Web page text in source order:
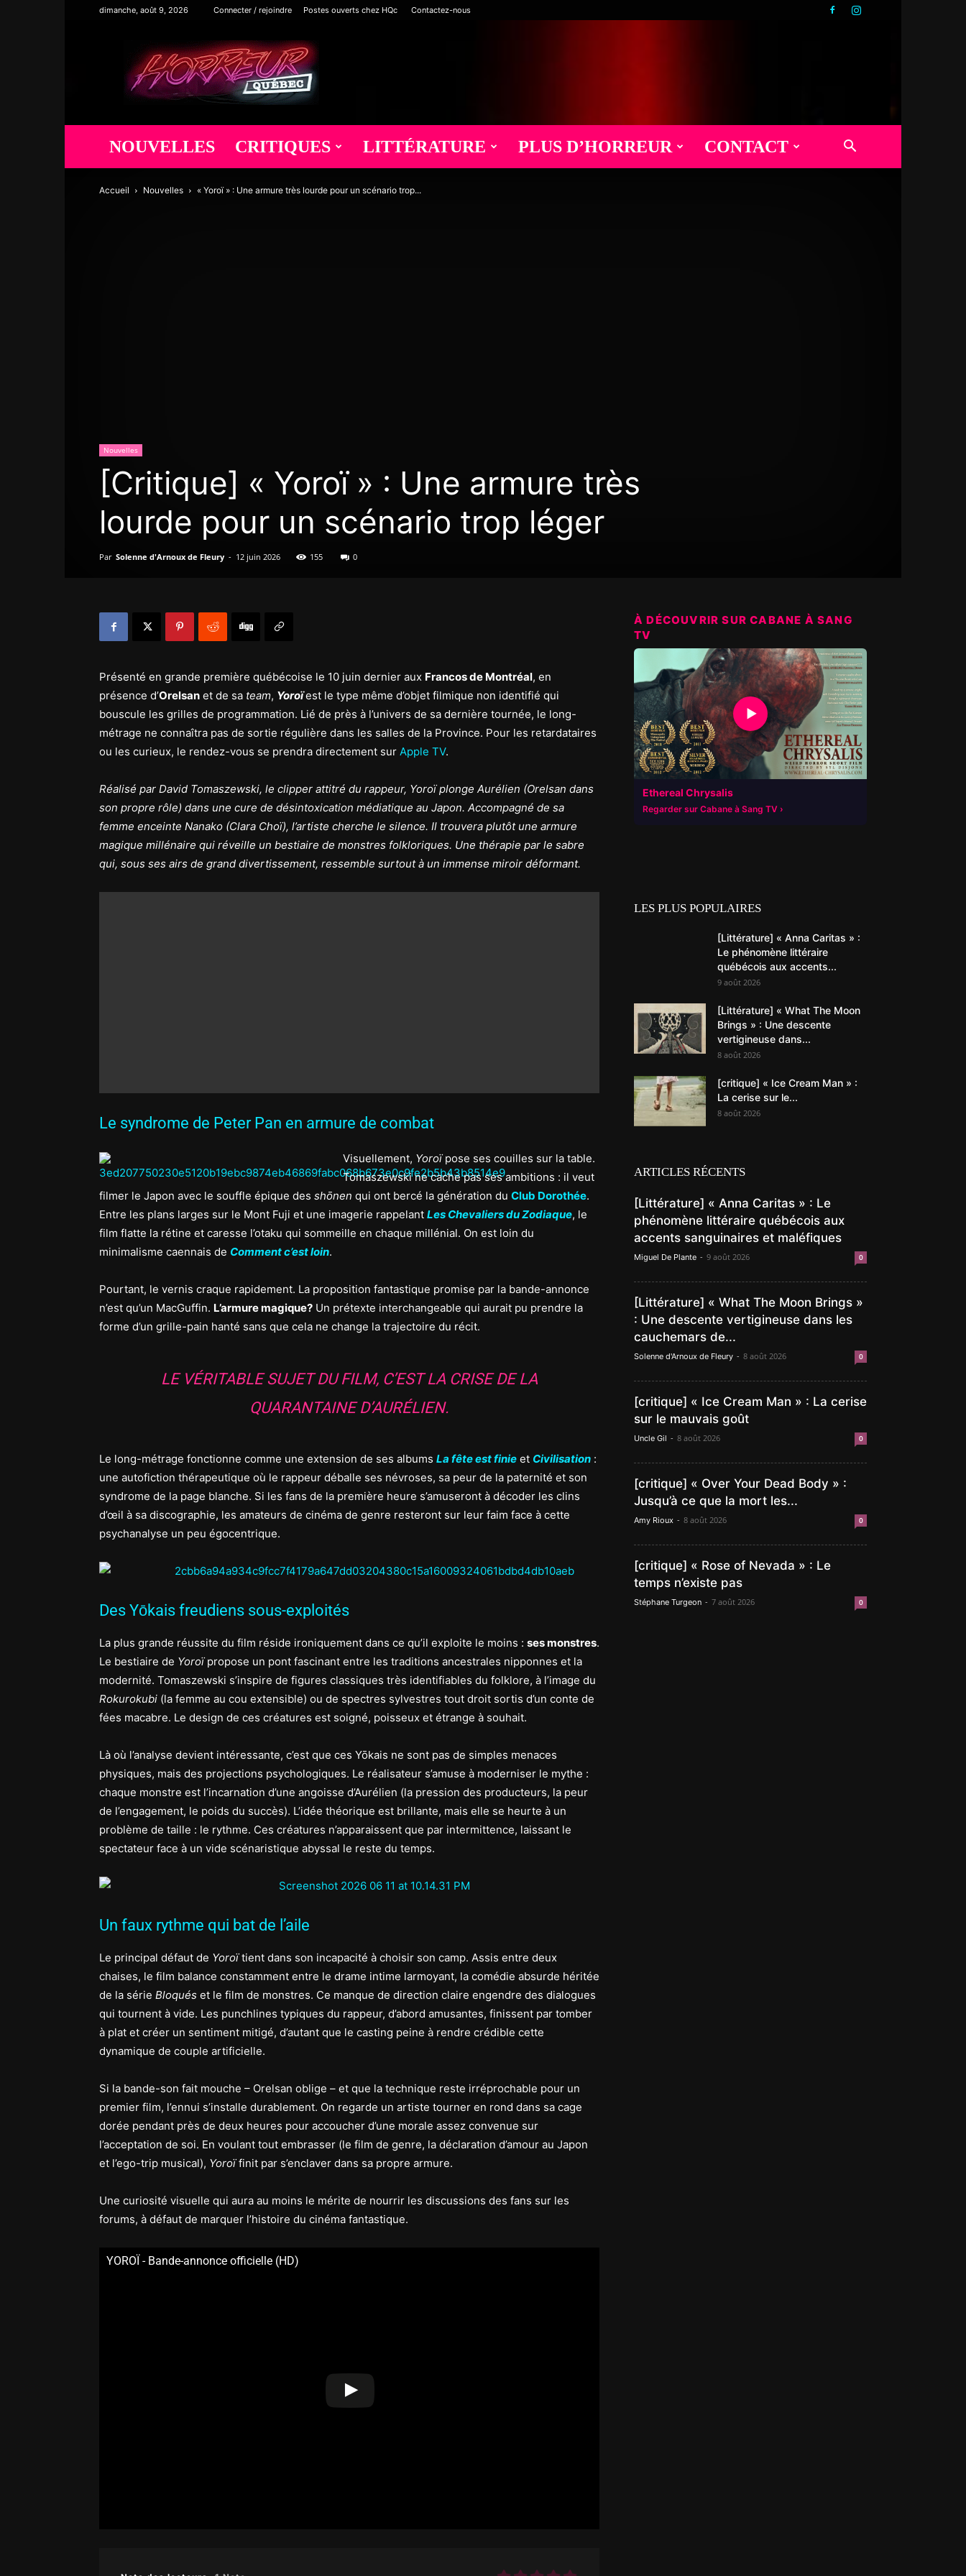
dimanche, août 9, 2026 Connecter / rejoindre Postes ouverts chez HQc Contactez-nous
Horreur
Québec
NOUVELLES CRITIQUES LITTÉRATURE PLUS D’HORREUR CONTACT
Accueil Nouvelles « Yoroï » : Une armure très lourde pour un scénario trop...
Nouvelles
[Critique] « Yoroï » : Une armure très
lourde pour un scénario trop léger
Par Solenne d'Arnoux de Fleury - 12 juin 2026 155 0
Présenté en grande première québécoise le 10 juin dernier aux Francos de Montréal, en
présence d’Orelsan et de sa team, Yoroïest le type même d’objet filmique non identifié qui
bouscule les grilles de programmation. Lié de près à l’univers de sa dernière tournée, le long-
métrage ne connaîtra pas de sortie régulière dans les salles de la Province. Pour les retardataires
ou les curieux, le rendez-vous se prendra directement sur Apple TV.
Réalisé par David Tomaszewski, le clipper attitré du rappeur, Yoroï plonge Aurélien (Orelsan dans
son propre rôle) dans une cure de désintoxication médiatique au Japon. Accompagné de sa
femme enceinte Nanako (Clara Choï), l’artiste cherche le silence. Il trouvera plutôt une armure
magique millénaire qui réveille un bestiaire de monstres folkloriques. Une thérapie par le sabre
qui, sous ses airs de grand divertissement, ressemble surtout à un immense miroir déformant.
Le syndrome de Peter Pan en armure de combat
Visuellement, Yoroïpose ses couilles sur la table.
Tomaszewski ne cache pas ses ambitions : il veut
filmer le Japon avec le souffle épique des shōnen qui ont bercé la génération du Club Dorothée.
Entre les plans larges sur le Mont Fuji et une imagerie rappelant Les Chevaliers du Zodiaque, le
film flatte la rétine et caresse l’otaku qui sommeille en chaque millénial. On est loin du
minimalisme caennais de Comment c’est loin.
Pourtant, le vernis craque rapidement. La proposition fantastique promise par la bande-annonce
n’est qu’un MacGuffin. L’armure magique? Un prétexte interchangeable qui aurait pu prendre la
forme d’un grille-pain hanté sans que cela ne change la trajectoire du récit.
LE VÉRITABLE SUJET DU FILM, C’EST LA CRISE DE LA
QUARANTAINE D’AURÉLIEN.
Le long-métrage fonctionne comme une extension de ses albums La fête est finie et Civilisation :
une autofiction thérapeutique où le rappeur déballe ses névroses, sa peur de la paternité et son
syndrome de la page blanche. Si les fans de la première heure s’amuseront à décoder les clins
d’œil à sa discographie, les amateurs de cinéma de genre resteront sur leur faim face à cette
psychanalyse un peu égocentrique.
Des Yōkais freudiens sous-exploités
La plus grande réussite du film réside ironiquement dans ce qu’il exploite le moins : ses monstres.
Le bestiaire de Yoroïpropose un pont fascinant entre les traditions ancestrales nipponnes et la
modernité. Tomaszewski s’inspire de figures classiques très identifiables du folklore, à l’image du
Rokurokubi (la femme au cou extensible) ou de spectres sylvestres tout droit sortis d’un conte de
fées macabre. Le design de ces créatures est soigné, poisseux et étrange à souhait.
Là où l’analyse devient intéressante, c’est que ces Yōkais ne sont pas de simples menaces
physiques, mais des projections psychologiques. Le réalisateur s’amuse à moderniser le mythe :
chaque monstre est l’incarnation d’une angoisse d’Aurélien (la pression des producteurs, la peur
de l’engagement, le poids du succès). L’idée théorique est brillante, mais elle se heurte à un
problème de taille : le rythme. Ces créatures n’apparaissent que par intermittence, laissant le
spectateur face à un vide scénaristique abyssal le reste du temps.
Un faux rythme qui bat de l’aile
Le principal défaut de Yoroïtient dans son incapacité à choisir son camp. Assis entre deux
chaises, le film balance constamment entre le drame intime larmoyant, la comédie absurde héritée
de la série Bloqués et le film de monstres. Ce manque de direction claire engendre des dialogues
qui tournent à vide. Les punchlines typiques du rappeur, d’abord amusantes, finissent par tomber
à plat et créer un sentiment mitigé, d’autant que le casting peine à rendre crédible cette
dynamique de couple artificielle.
Si la bande-son fait mouche – Orelsan oblige – et que la technique reste irréprochable pour un
premier film, l’ennui s’installe durablement. On regarde un artiste tourner en rond dans sa cage
dorée pendant près de deux heures pour accoucher d’une morale assez convenue sur
l’acceptation de soi. En voulant tout embrasser (le film de genre, la déclaration d’amour au Japon
et l’ego-trip musical), Yoroïfinit par s’enclaver dans sa propre armure.
Une curiosité visuelle qui aura au moins le mérite de nourrir les discussions des fans sur les
forums, à défaut de marquer l’histoire du cinéma fantastique.
YOROÏ - Bande-annonce officielle (HD)
À DÉCOUVRIR SUR CABANE À SANG
TV
▶
Ethereal Chrysalis
Regarder sur Cabane à Sang TV
LES PLUS POPULAIRES
[Littérature] « Anna Caritas » :
Le phénomène littéraire
québécois aux accents...
9 août 2026
[Littérature] « What The Moon
Brings » : Une descente
vertigineuse dans...
8 août 2026
[critique] « Ice Cream Man » :
La cerise sur le...
8 août 2026
ARTICLES RÉCENTS
[Littérature] « Anna Caritas » : Le
phénomène littéraire québécois aux
accents sanguinaires et maléfiques
Miguel De Plante - 9 août 2026 0
[Littérature] « What The Moon Brings »
: Une descente vertigineuse dans les
cauchemars de...
Solenne d'Arnoux de Fleury - 8 août 2026 0
[critique] « Ice Cream Man » : La cerise
sur le mauvais goût
Uncle Gil - 8 août 2026 0
[critique] « Over Your Dead Body » :
Jusqu’à ce que la mort les...
Amy Rioux - 8 août 2026 0
[critique] « Rose of Nevada » : Le
temps n’existe pas
Stéphane Turgeon - 7 août 2026 0